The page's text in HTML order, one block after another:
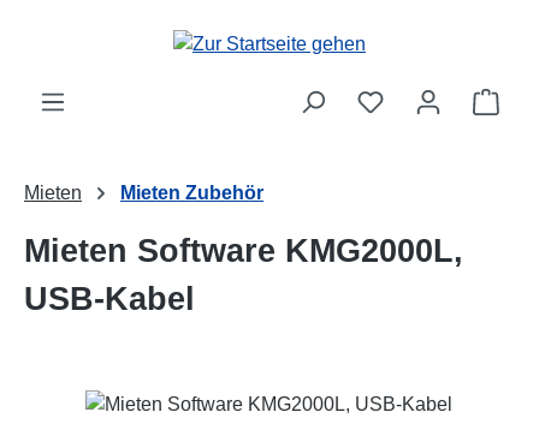
Zum Hauptinhalt springen
Mieten Mieten Zubehör
Mieten Software KMG2000L,
USB-Kabel
Bildergalerie überspringen